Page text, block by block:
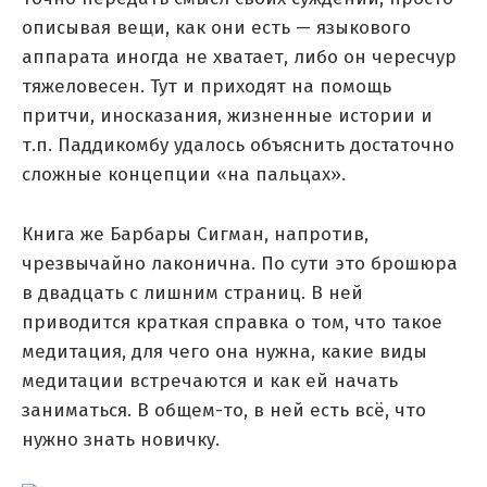
описывая вещи, как они есть — языкового
аппарата иногда не хватает, либо он чересчур
тяжеловесен. Тут и приходят на помощь
притчи, иносказания, жизненные истории и
т.п. Паддикомбу удалось объяснить достаточно
сложные концепции «на пальцах».
Книга же Барбары Сигман, напротив,
чрезвычайно лаконична. По сути это брошюра
в двадцать с лишним страниц. В ней
приводится краткая справка о том, что такое
медитация, для чего она нужна, какие виды
медитации встречаются и как ей начать
заниматься. В общем-то, в ней есть всё, что
нужно знать новичку.